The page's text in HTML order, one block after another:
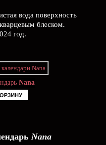
вода поверхность
блеском.
год.
Nana
Nana